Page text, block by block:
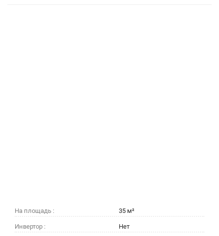
На площадь : 35 м²
Инвертор : Нет